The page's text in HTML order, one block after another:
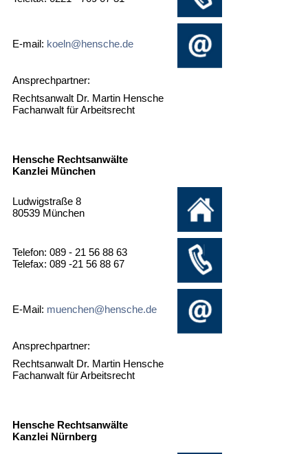
E-mail: koeln@hensche.de
Ansprechpartner:
Rechtsanwalt Dr. Martin Hensche
Fachanwalt für Arbeitsrecht
Hensche Rechtsanwälte
Kanzlei München
Ludwigstraße 8
80539 München
Telefon: 089 - 21 56 88 63
Telefax: 089 -21 56 88 67
E-Mail: muenchen@hensche.de
Ansprechpartner:
Rechtsanwalt Dr. Martin Hensche
Fachanwalt für Arbeitsrecht
Hensche Rechtsanwälte
Kanzlei Nürnberg